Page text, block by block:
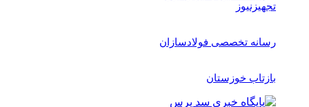
تجهیزنیوز
رسانه تخصصی فولادسازان
بازتاب خوزستان